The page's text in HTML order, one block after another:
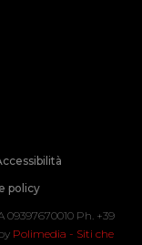
policy
09397670010 Ph. +39
Polimedia - Siti che